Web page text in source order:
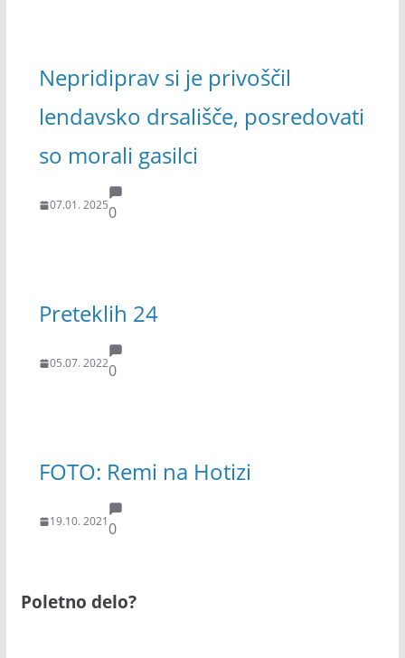
Nepridiprav si je privoščil
lendavsko drsališče, posredovati
so morali gasilci
07.01. 20250
Preteklih 24
05.07. 20220
FOTO: Remi na Hotizi
19.10. 20210
Poletno delo?